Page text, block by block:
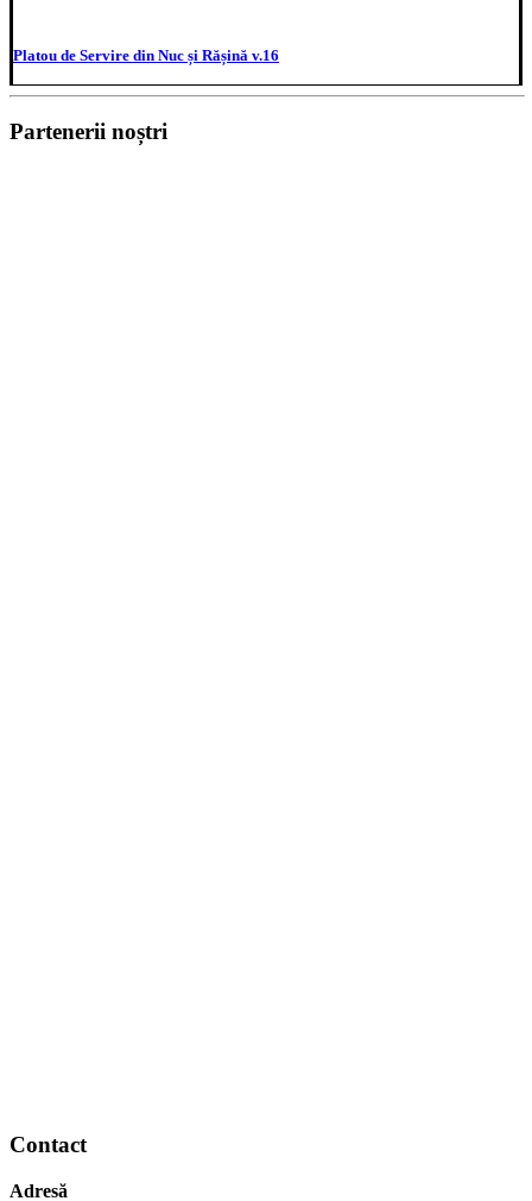
Platou de Servire din Nuc și Rășină v.16
Partenerii noștri
Contact
Adresă